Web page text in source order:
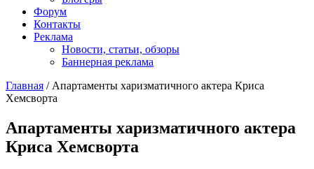
Форум
Контакты
Реклама
Новости, статьи, обзоры
Баннерная реклама
You are here
Главная / Апартаменты харизматичного актера Криса
Хемсворта
Апартаменты харизматичного актера
Криса Хемсворта